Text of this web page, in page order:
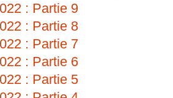
: Partie 9
: Partie 8
: Partie 7
: Partie 6
: Partie 5